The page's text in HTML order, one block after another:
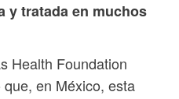
y tratada en muchos
Health Foundation
en México, esta